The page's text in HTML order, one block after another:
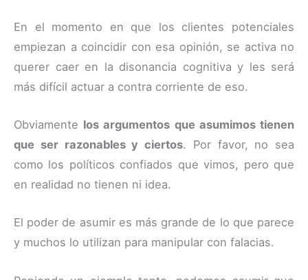
En el momento en que los clientes potenciales
empiezan a coincidir con esa opinión, se activa no
querer caer en la disonancia cognitiva y les será
más difícil actuar a contra corriente de eso.
Obviamente los argumentos que asumimos tienen
que ser razonables y ciertos. Por favor, no sea
como los políticos confiados que vimos, pero que
en realidad no tienen ni idea.
El poder de asumir es más grande de lo que parece
y muchos lo utilizan para manipular con falacias.